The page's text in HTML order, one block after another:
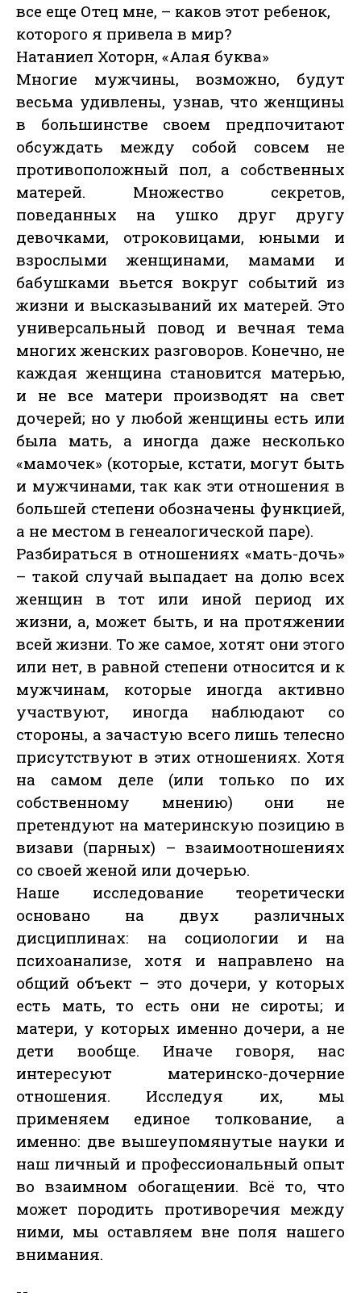
все еще Отец мне, – каков этот ребенок,
которого я привела в мир?
Натаниел Хоторн, «Алая буква»
Многие мужчины, возможно, будут
весьма удивлены, узнав, что женщины
в большинстве своем предпочитают
обсуждать между собой совсем не
противоположный пол, а собственных
матерей. Множество секретов,
поведанных на ушко друг другу
девочками, отроковицами, юными и
взрослыми женщинами, мамами и
бабушками вьется вокруг событий из
жизни и высказываний их матерей. Это
универсальный повод и вечная тема
многих женских разговоров. Конечно, не
каждая женщина становится матерью,
и не все матери производят на свет
дочерей; но у любой женщины есть или
была мать, а иногда даже несколько
«мамочек» (которые, кстати, могут быть
и мужчинами, так как эти отношения в
большей степени обозначены функцией,
а не местом в генеалогической паре).
Разбираться в отношениях «мать-дочь»
– такой случай выпадает на долю всех
женщин в тот или иной период их
жизни, а, может быть, и на протяжении
всей жизни. То же самое, хотят они этого
или нет, в равной степени относится и к
мужчинам, которые иногда активно
участвуют, иногда наблюдают со
стороны, а зачастую всего лишь телесно
присутствуют в этих отношениях. Хотя
на самом деле (или только по их
собственному мнению) они не
претендуют на материнскую позицию в
визави (парных) – взаимоотношениях
со своей женой или дочерью.
Наше исследование теоретически
основано на двух различных
дисциплинах: на социологии и на
психоанализе, хотя и направлено на
общий объект – это дочери, у которых
есть мать, то есть они не сироты; и
матери, у которых именно дочери, а не
дети вообще. Иначе говоря, нас
интересуют материнско-дочерние
отношения. Исследуя их, мы
применяем единое толкование, а
именно: две вышеупомянутые науки и
наш личный и профессиональный опыт
во взаимном обогащении. Всё то, что
может породить противоречия между
ними, мы оставляем вне поля нашего
внимания.